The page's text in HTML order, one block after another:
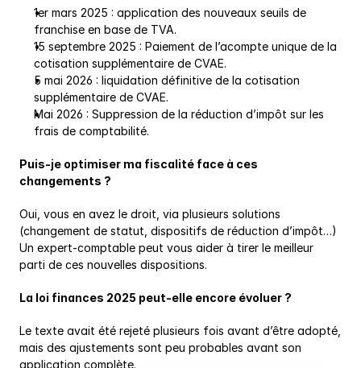
1er mars 2025 : application des nouveaux seuils de
franchise en base de TVA.
15 septembre 2025 : Paiement de l’acompte unique de la
cotisation supplémentaire de CVAE.
5 mai 2026 : liquidation définitive de la cotisation
supplémentaire de CVAE.
Mai 2026 : Suppression de la réduction d’impôt sur les
frais de comptabilité.
Puis-je optimiser ma fiscalité face à ces
changements ?
Oui, vous en avez le droit, via plusieurs solutions
(changement de statut, dispositifs de réduction d’impôt…)
Un expert-comptable peut vous aider à tirer le meilleur
parti de ces nouvelles dispositions.
La loi finances 2025 peut-elle encore évoluer ?
Le texte avait été rejeté plusieurs fois avant d’être adopté,
mais des ajustements sont peu probables avant son
application complète.